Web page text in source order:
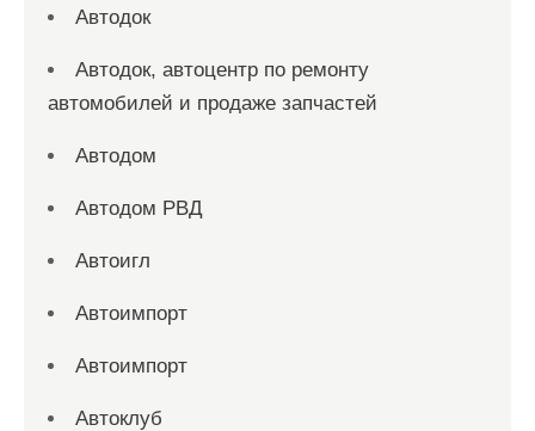
Автодок
Автодок, автоцентр по ремонту
автомобилей и продаже запчастей
Автодом
Автодом РВД
Автоигл
Автоимпорт
Автоимпорт
Автоклуб